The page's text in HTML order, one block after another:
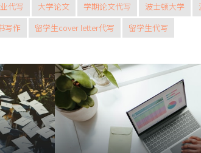
代写 大学论文 学期论文代写 波士顿大学
写作 留学生cover letter代写 留学生代写